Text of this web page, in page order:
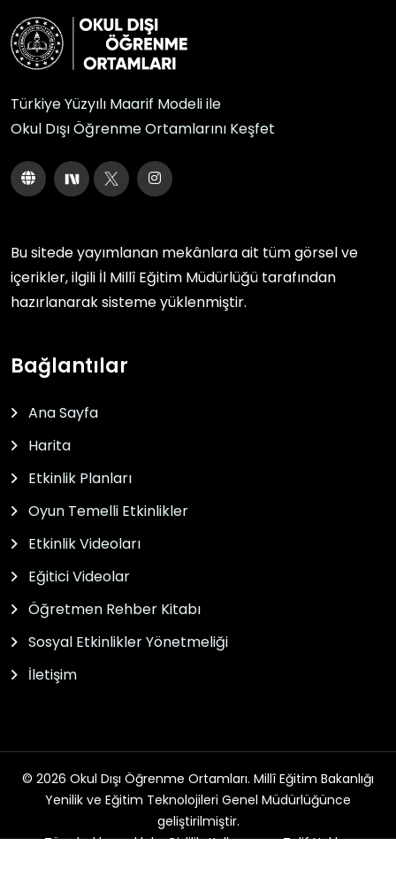
Türkiye Yüzyılı Maarif Modeli ile
Okul Dışı Öğrenme Ortamlarını Keşfet
Bu sitede yayımlanan mekânlara ait tüm görsel ve
içerikler, ilgili İl Millî Eğitim Müdürlüğü tarafından
hazırlanarak sisteme yüklenmiştir.
Bağlantılar
Ana Sayfa
Harita
Etkinlik Planları
Oyun Temelli Etkinlikler
Etkinlik Videoları
Eğitici Videolar
Öğretmen Rehber Kitabı
Sosyal Etkinlikler Yönetmeliği
İletişim
© 2026 Okul Dışı Öğrenme Ortamları. Millî Eğitim Bakanlığı
Yenilik ve Eğitim Teknolojileri Genel Müdürlüğünce
geliştirilmiştir.
Tüm hakları saklıdır. Gizlilik, Kullanım ve Telif Hakları